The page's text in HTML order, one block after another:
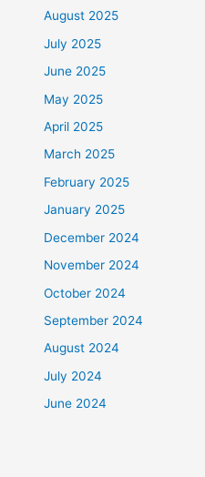
August 2025
July 2025
June 2025
May 2025
April 2025
March 2025
February 2025
January 2025
December 2024
November 2024
October 2024
September 2024
August 2024
July 2024
June 2024